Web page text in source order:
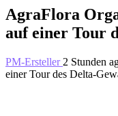
AgraFlora
auf einer Tour
PM-Ersteller 2 Stunden
einer Tour des Delta-